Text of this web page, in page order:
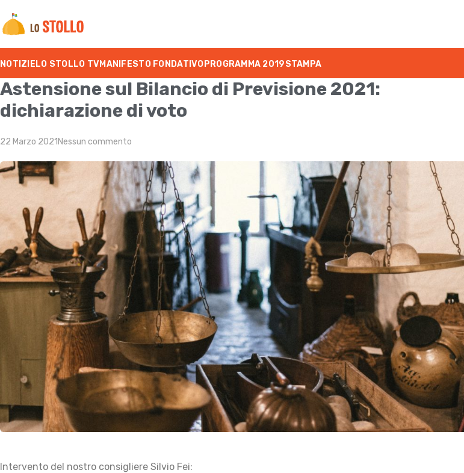
NOTIZIE LO STOLLO TVMANIFESTO FONDATIVO PROGRAMMA 2019STAMPA
Astensione sul Bilancio di Previsione 2021:
dichiarazione di voto
22 Marzo 2021 Nessun commento
Intervento del nostro consigliere Silvio Fei: